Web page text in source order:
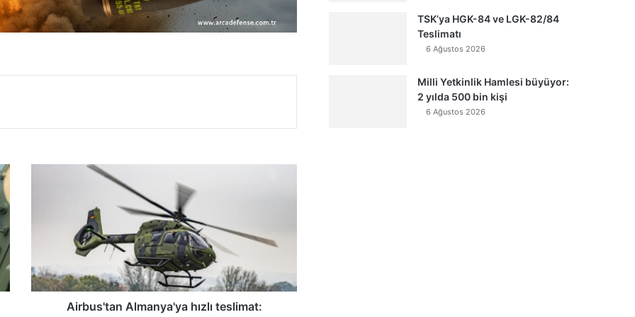
t
a
Airbus'tan Almanya'ya hızlı teslimat:
TSK’ya HGK-84 ve LGK-82/84
Teslimatı
6 Ağustos 2026
Milli Yetkinlik Hamlesi büyüyor:
2 yılda 500 bin kişi
6 Ağustos 2026